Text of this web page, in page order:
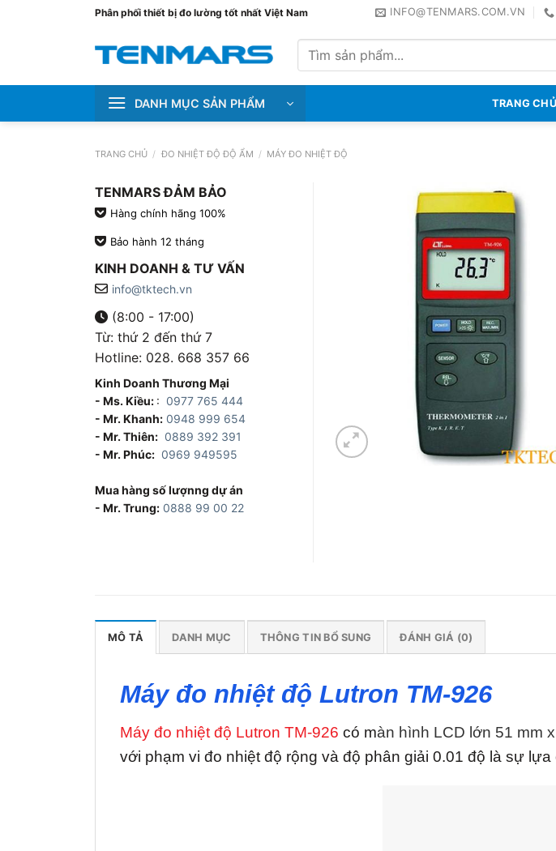
Phân phối thiết bị đo lường tốt nhất Việt Nam INFO@TENMARS.COM.VN
kiếm:
DANH MỤC SẢN PHẨM TRANG CHỦ
TRANG CHỦ / ĐO NHIỆT ĐỘ ĐỘ ẨM / MÁY ĐO NHIỆT ĐỘ
TENMARS ĐẢM BẢO
Hàng chính hãng 100%
Bảo hành 12 tháng
KINH DOANH & TƯ VẤN
info@tktech.vn
(8:00 - 17:00)
Từ: thứ 2 đến thứ 7
Hotline: 028. 668 357 66
Kinh Doanh Thương Mại
- Ms. Kiều: : 0977 765 444
- Mr. Khanh: 0948 999 654
- Mr. Thiên: 0889 392 391
- Mr. Phúc: 0969 949595
Mua hàng số lượnng dự án
- Mr. Trung: 0888 99 00 22
MÔ TẢ DANH MỤC THÔNG TIN BỔ SUNG ĐÁNH GIÁ (0)
Máy đo nhiệt độ Lutron TM-926
Máy đo nhiệt độ Lutron TM-926 có màn hình LCD lớn 51 mm
với phạm vi đo nhiệt độ rộng và độ phân giải 0.01 độ là sự